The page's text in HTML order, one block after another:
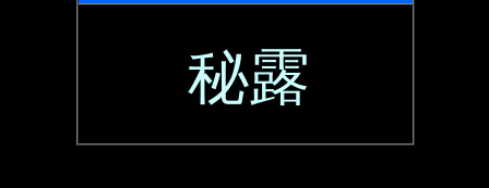
秘露